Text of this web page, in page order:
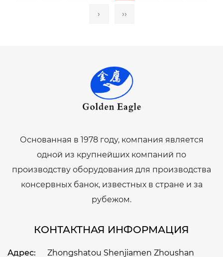
› ››
Основанная в 1978 году, компания является
одной из крупнейших компаний по
производству оборудования для производства
консервных банок, известных в стране и за
рубежом.
КОНТАКТНАЯ ИНФОРМАЦИЯ
Адрес: Zhongshatou Shenjiamen Zhoushan